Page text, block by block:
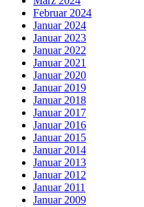
Februar 2024
Januar 2024
Januar 2023
Januar 2022
Januar 2021
Januar 2020
Januar 2019
Januar 2018
Januar 2017
Januar 2016
Januar 2015
Januar 2014
Januar 2013
Januar 2012
Januar 2011
Januar 2009